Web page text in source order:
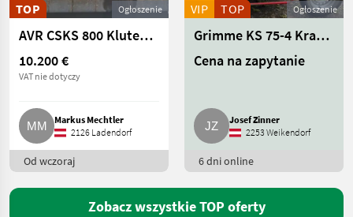
Technologia
Ziemniaczana
Inne
Rozwiazania
Technologiczne
Dla Ziemniakow
WYBIERZ
KATEGORIĘ
Sonstige
85
Grimme
9
Ogłoszenie
TOP
AVR CSKS 800 Kluten- und Steintrenner
10.200 €
VAT nie dotyczy
Markus Mechtler
2126 Ladendorf
Od wczoraj
Ogłoszenie
VIP TOP
Grimme KS 75-4 Krautschlegler
Cena na zapytanie
Josef Zinner
2253 Weikendorf
6 dni online
Zobacz wszystkie TOP oferty